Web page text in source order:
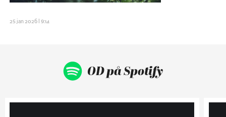
25 jan 2026 | 9:14
OD på Spotify